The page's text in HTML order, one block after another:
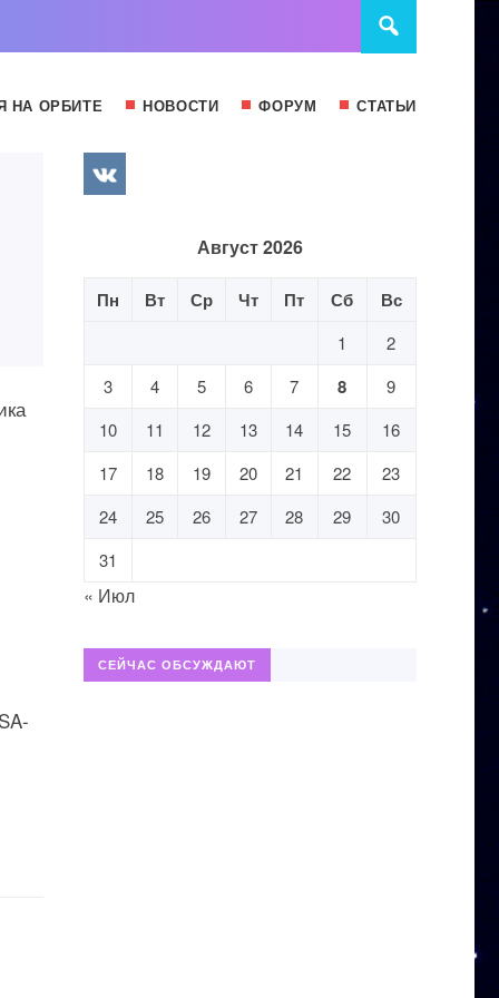
НА ОРБИТЕ НОВОСТИ ФОРУМ СТАТЬИ
Август 2026
Пн Вт Ср Чт Пт Сб Вс
1
2
3
4 5 6 7 8
9
10
11 12 13 14 15
16
17
18 19 20 21 22
23
24
25 26 27 28 29
30
31
« Июл
СЕЙЧАС ОБСУЖДАЮТ